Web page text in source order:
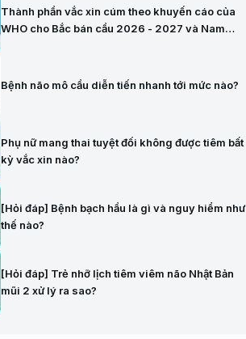
Thành phần vắc xin cúm theo khuyến cáo của
WHO cho Bắc bán cầu 2026 - 2027 và Nam
Bệnh não mô cầu diễn tiến nhanh tới mức nào?
Phụ nữ mang thai tuyệt đối không được tiêm bất
kỳ vắc xin nào?
[Hỏi đáp] Bệnh bạch hầu là gì và nguy hiểm như
thế nào?
[Hỏi đáp] Trẻ nhỡ lịch tiêm viêm não Nhật Bản
mũi 2 xử lý ra sao?